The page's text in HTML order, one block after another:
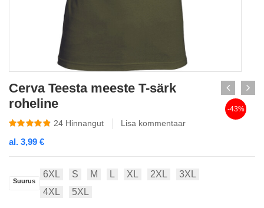
Cerva Teesta meeste T-särk
roheline
24 Hinnangut Lisa kommentaar
al. 3,99 €
-43%
Suurus
6XL S M L XL 2XL
3XL
4XL
5XL